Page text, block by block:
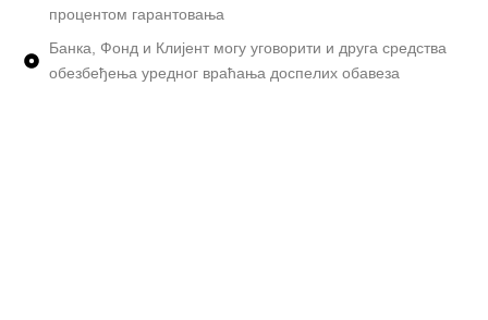
процентом гарантовања
Банка, Фонд и Клијент могу уговорити и друга средства
обезбеђења уредног враћања доспелих обавеза